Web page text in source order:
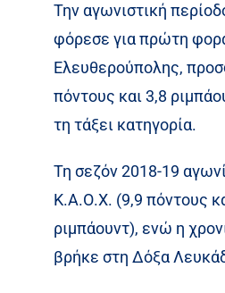
Την αγωνιστική
φόρεσε για πρώτη
Ελευθερούπολης,
πόντους και 3,8
τη τάξει κατηγορία.
Τη σεζόν 2018-19
Κ.Α.Ο.Χ. (9,9 πόντους
ριμπάουντ), ενώ η
βρήκε στη Δόξα